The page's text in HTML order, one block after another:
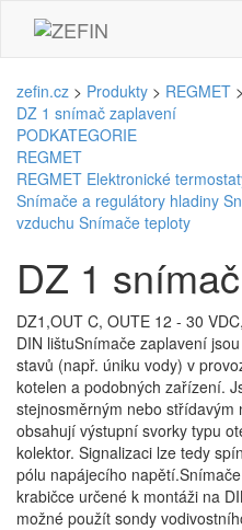
zefin.cz > Produkty > REGMET >
DZ 1 snímač zaplavení
PODKATEGORIE
REGMET
REGMET Elektronické
Snímače a regulátory hladiny
vzduchu Snímače teploty
DZ 1
DZ1,OUT C, OUTE 12 - 30
DIN lištuSnímače zaplavení
stavů (např. úniku vody) v
kotelen a podobných zařízení.
stejnosměrným nebo střídavým
obsahují výstupní svorky typu
kolektor. Signalizaci lze tedy
pólu napájecího
krabičce určené k montáži na
možné použít sondy